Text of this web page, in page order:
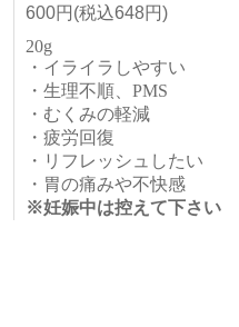
600円(税込648円)
20g
・イライラしやすい
・生理不順、PMS
・むくみの軽減
・疲労回復
・リフレッシュしたい
・胃の痛みや不快感
※妊娠中は控えて下さい